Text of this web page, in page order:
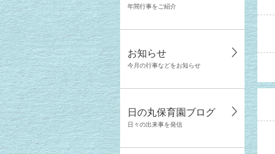
年間行事をご紹介
お知らせ
今月の行事などをお知らせ
日の丸保育園ブログ
日々の出来事を発信